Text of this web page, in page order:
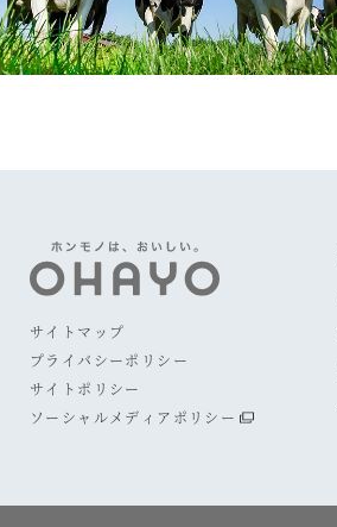
サイトマップ
プライバシーポリシー
サイトポリシー
ソーシャルメディアポリシー